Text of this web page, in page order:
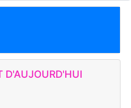
D'AUJOURD'HUI